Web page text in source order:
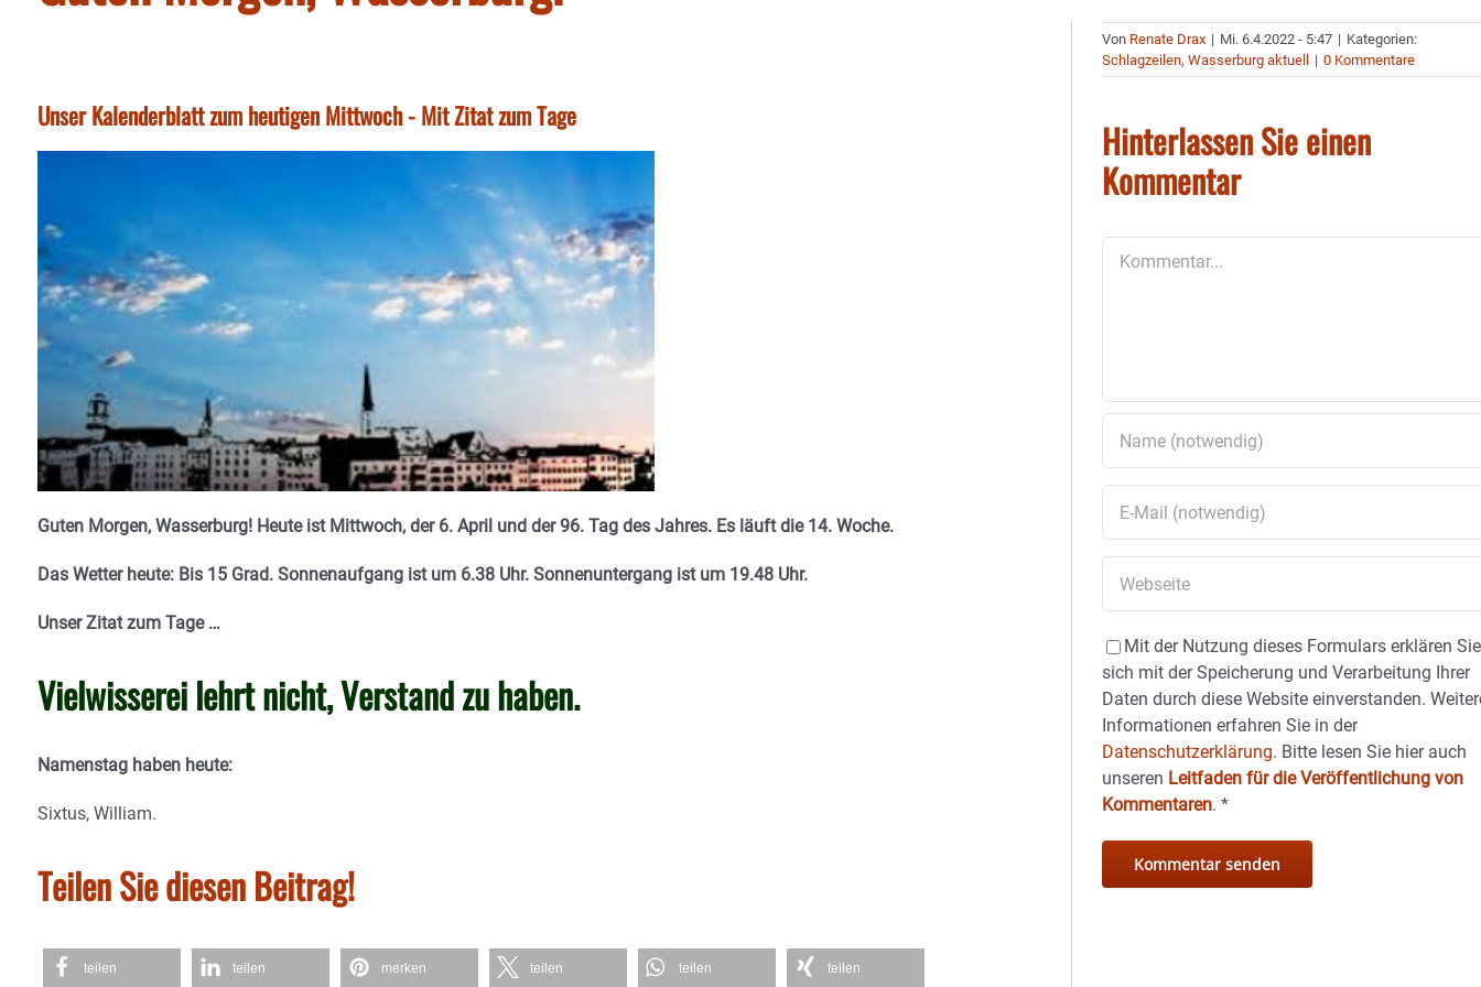
Unser Kalenderblatt zum heutigen Mittwoch - Mit Zitat zum Tage
Guten Morgen, Wasserburg! Heute ist Mittwoch, der 6. April und der 96. Tag des Jahres. Es läuft die 14. Woche.
Das Wetter heute: Bis 15 Grad. Sonnenaufgang ist um 6.38 Uhr. Sonnenuntergang ist um 19.48 Uhr.
Unser Zitat zum Tage …
Vielwisserei lehrt nicht, Verstand zu haben.
Namenstag haben heute:
Sixtus, William.
Teilen Sie diesen Beitrag!
teilen teilen merken teilen teilen teilen
Von Renate Drax | Mi. 6.4.2022 - 5:47 | Kategorien:
Schlagzeilen,Wasserburg aktuell | 0 Kommentare
Hinterlassen Sie einen
Kommentar
Mit der Nutzung dieses Formulars erklären Sie
sich mit der Speicherung und Verarbeitung Ihrer
Daten durch diese Website einverstanden.
Informationen erfahren Sie in der
Datenschutzerklärung. Bitte lesen Sie hier auch
unseren Leitfaden für die Veröffentlichung von
Kommentaren.*